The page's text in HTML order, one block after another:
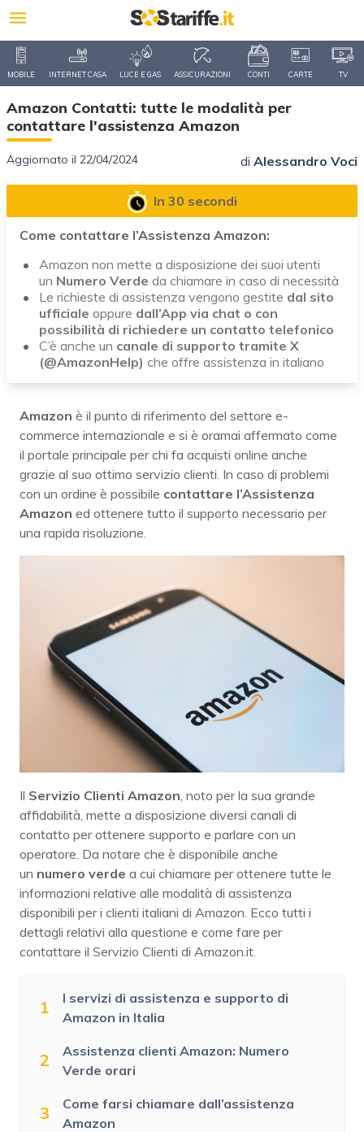
MOBILE INTERNET CASA LUCE E GAS ASSICURAZIONI CONTI CARTE TV
Amazon Contatti: tutte le modalità per
contattare l'assistenza Amazon
Aggiornato il 22/04/2024 di Alessandro Voci
In 30 secondi
Come contattare l’Assistenza Amazon:
Amazon non mette a disposizione dei suoi utenti
un Numero Verde da chiamare in caso di necessità
Le richieste di assistenza vengono gestite dal sito
ufficiale oppure dall’App via chat o con
possibilità di richiedere un contatto telefonico
C’è anche un canale di supporto tramite X
(@AmazonHelp) che offre assistenza in italiano
Amazon è il punto di riferimento del settore e-
commerce internazionale e si è oramai affermato come
il portale principale per chi fa acquisti online anche
grazie al suo ottimo servizio clienti. In caso di problemi
con un ordine è possibile contattare l’Assistenza
Amazon ed ottenere tutto il supporto necessario per
una rapida risoluzione.
Il Servizio Clienti Amazon , noto per la sua grande
affidabilità, mette a disposizione diversi canali di
contatto per ottenere supporto e parlare con un
operatore. Da notare che è disponibile anche
un numero verde a cui chiamare per ottenere tutte le
informazioni relative alle modalità di assistenza
disponibili per i clienti italiani di Amazon. Ecco tutti i
dettagli relativi alla questione e come fare per
contattare il Servizio Clienti di Amazon.it.
1
I servizi di assistenza e supporto di
Amazon in Italia
2
Assistenza clienti Amazon: Numero
Verde orari
3
Come farsi chiamare dall’assistenza
Amazon